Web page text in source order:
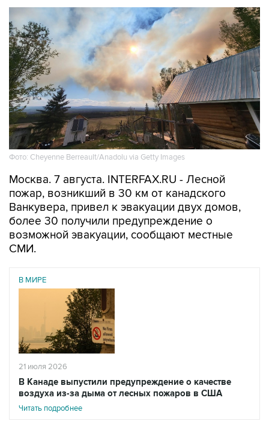
Фото: Cheyenne Berreault/Anadolu via Getty Images
Москва. 7 августа. INTERFAX.RU - Лесной
пожар, возникший в 30 км от канадского
Ванкувера, привел к эвакуации двух домов,
более 30 получили предупреждение о
возможной эвакуации, сообщают местные
СМИ.
В МИРЕ
21 июля 2026
В Канаде выпустили предупреждение о качестве
воздуха из-за дыма от лесных пожаров в США
Читать подробнее